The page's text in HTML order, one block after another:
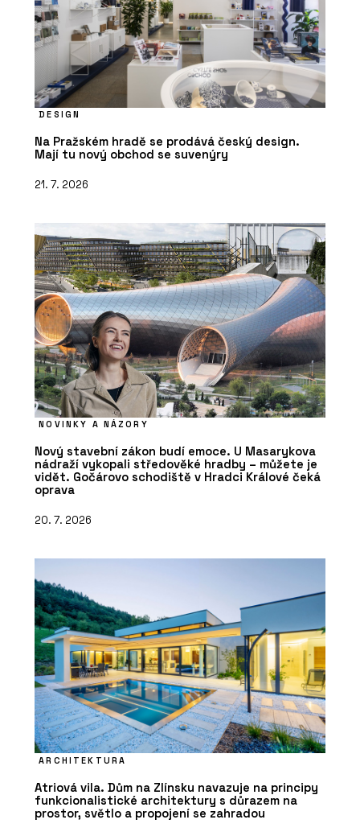
DESIGN
Na Pražském hradě se prodává český design.
Mají tu nový obchod se suvenýry
21. 7. 2026
NOVINKY A NÁZORY
Nový stavební zákon budí emoce. U Masarykova
nádraží vykopali středověké hradby – můžete je
vidět. Gočárovo schodiště v Hradci Králové čeká
oprava
20. 7. 2026
ARCHITEKTURA
Atriová vila. Dům na Zlínsku navazuje na principy
funkcionalistické architektury s důrazem na
prostor, světlo a propojení se zahradou